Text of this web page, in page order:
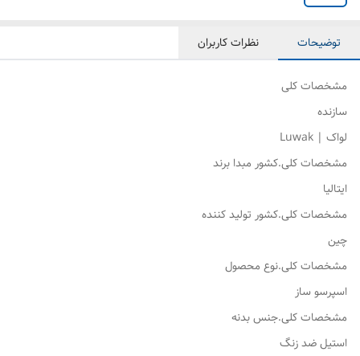
توضیحات نظرات کاربران
مشخصات کلی
سازنده
لواک | Luwak
مشخصات کلی.کشور مبدا برند
ایتالیا
مشخصات کلی.کشور تولید کننده
چین
مشخصات کلی.نوع محصول
اسپرسو ساز
مشخصات کلی.جنس بدنه
استیل ضد زنگ